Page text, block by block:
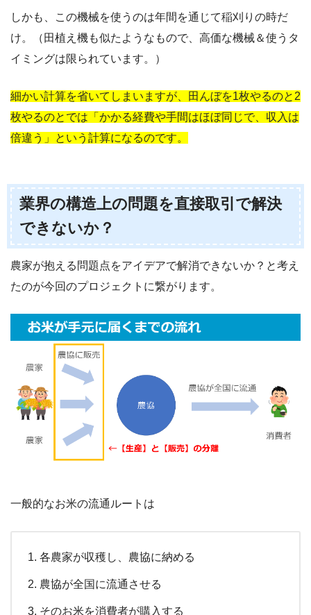
しかも、この機械を使うのは年間を通じて稲刈りの時だ
け。（田植え機も似たようなもので、高価な機械＆使うタ
イミングは限られています。）
細かい計算を省いてしまいますが、田んぼを1枚やるのと2
枚やるのとでは「かかる経費や手間はほぼ同じで、収入は
倍違う」という計算になるのです。
業界の構造上の問題を直接取引で解決
できないか？
農家が抱える問題点をアイデアで解消できないか？と考え
たのが今回のプロジェクトに繋がります。
一般的なお米の流通ルートは
各農家が収穫し、農協に納める
農協が全国に流通させる
そのお米を消費者が購入する